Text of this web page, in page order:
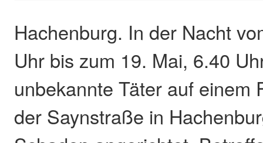
Hachenburg. In der Nacht
Uhr bis zum 19. Mai, 6.40
unbekannte Täter auf einem
der Saynstraße in